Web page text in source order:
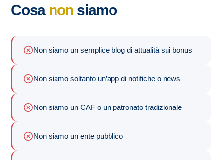
Cosa non siamo
Non siamo un semplice blog di attualità sui bonus
Non siamo soltanto un’app di notifiche o news
Non siamo un CAF o un patronato tradizionale
Non siamo un ente pubblico